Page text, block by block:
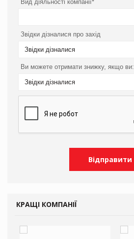
Вид діяльності компанії*
Звідки дізналися про захід
Звідки дізналися
Ви можете отримати знижку, якщо ви:
Звідки дізналися
КРАЩІ КОМПАНІЇ